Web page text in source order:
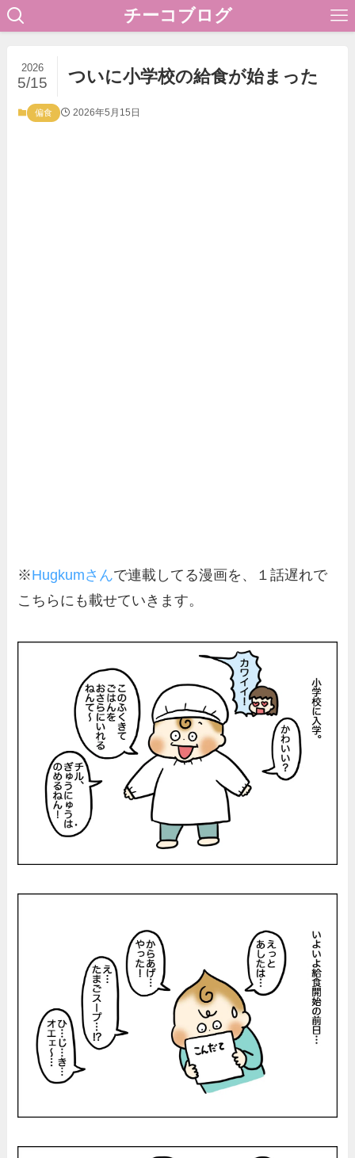
チーコブログ
ついに小学校の給食が始まった
2026
5/15
偏食 2026年5月15日
※Hugkumさんで連載してる漫画を、１話遅れで
こちらにも載せていきます。